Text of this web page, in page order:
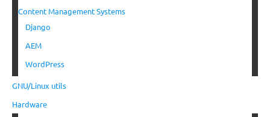
Content Management Systems
Django
AEM
WordPress
GNU/Linux utils
Hardware